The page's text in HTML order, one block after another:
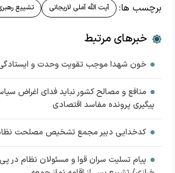
برچسب ها: آیت الله آملی لاریجانی تشییع
خبرهای مرتبط
خون شهدا موجب تقویت وحدت و
منافع و مصالح کشور نباید فدای اغراض
پیگیری پرونده مفاسد اقتصادی
کدخدایی دبیر مجمع تشخیص مصلحت
پیام تسلیت سران قوا و مسئولان نظام در